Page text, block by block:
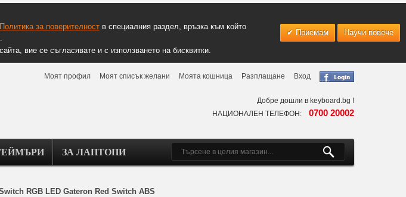
за поверителноств специалния раздел, връзка към който
вие се съгласявате и с използването на бисквитки.
Приемам Научи повече
Моят профил Моят списък желани Моята кошница Разплащане Вход
Добре дошли в keyboard.bg !
НАЦИОНАЛЕН ТЕЛЕФОН: 0700 20002
ЗА ЛАПТОПИ
RGB LED Gateron Red Switch ABS